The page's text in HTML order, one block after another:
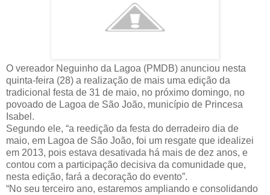
O vereador Neguinho da Lagoa (PMDB) anunciou nesta
quinta-feira (28) a realização de mais uma edição da
tradicional festa de 31 de maio, no próximo domingo, no
povoado de Lagoa de São João, município de Princesa
Isabel.
Segundo ele, “a reedição da festa do derradeiro dia de
maio, em Lagoa de São João, foi um resgate que idealizei
em 2013, pois estava desativada há mais de dez anos, e
contou com a participação decisiva da comunidade que,
nesta edição, fará a decoração do evento”.
“No seu terceiro ano, estaremos ampliando e consolidando